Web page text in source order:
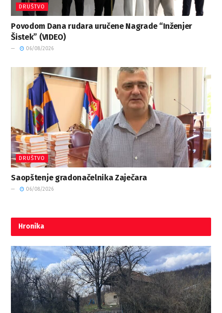
DRUŠTVO
Povodom Dana rudara uručene Nagrade “Inženjer
Šistek” (VIDEO)
06/08/2026
DRUŠTVO
Saopštenje gradonačelnika Zaječara
06/08/2026
Hronika